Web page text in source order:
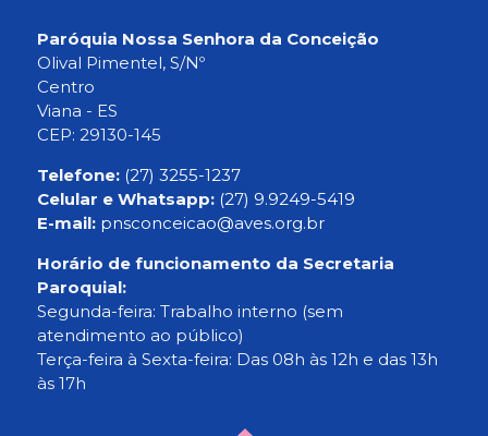
Paróquia Nossa Senhora da Conceição
Olival Pimentel, S/Nº
Centro
Viana - ES
CEP: 29130-145
Telefone: (27) 3255-1237
Celular e Whatsapp: (27) 9.9249-5419
E-mail: pnsconceicao@aves.org.br
Horário de funcionamento da Secretaria
Paroquial:
Segunda-feira: Trabalho interno (sem
atendimento ao público)
Terça-feira à Sexta-feira: Das 08h às 12h e das 13h
às 17h